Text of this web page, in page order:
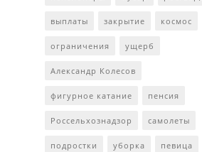
выплаты закрытие космос
ограничения ущерб
Александр Колесов
фигурное катание пенсия
Россельхознадзор самолеты
подростки уборка певица